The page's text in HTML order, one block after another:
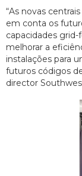
“As novas
em conta os
capacidades
melhorar a
instalações para
futuros códigos
director